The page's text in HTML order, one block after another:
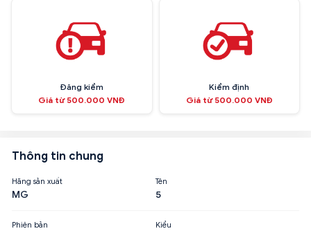
Đăng kiểm
Giá từ 500.000 VNĐ
Kiểm định
Giá từ 500.000 VNĐ
Thông tin chung
Hãng sản xuất
MG
Tên
5
Phiên bản Kiểu